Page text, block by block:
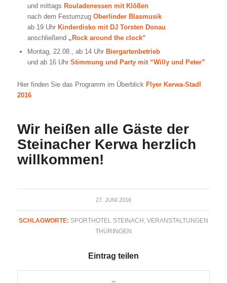
und mittags Rouladenessen mit Klößen
nach dem FestumzugOberlinder Blasmusik
ab 19 UhrKinderdisko mit DJ Torsten Donau
anschließend „Rock around the clock“
Montag, 22.08., ab 14 Uhr Biergartenbetrieb
und ab 16 UhrStimmung und Party mit “Willy und Peter”
Hier finden Sie das Programm im Überblick Flyer Kerwa-Stadl
2016
Wir heißen alle Gäste der
Steinacher Kerwa herzlich
willkommen!
27. JUNI 2016
SCHLAGWORTE: SPORTHOTEL STEINACH
VERANSTALTUNGEN
THÜRINGEN
Eintrag teilen